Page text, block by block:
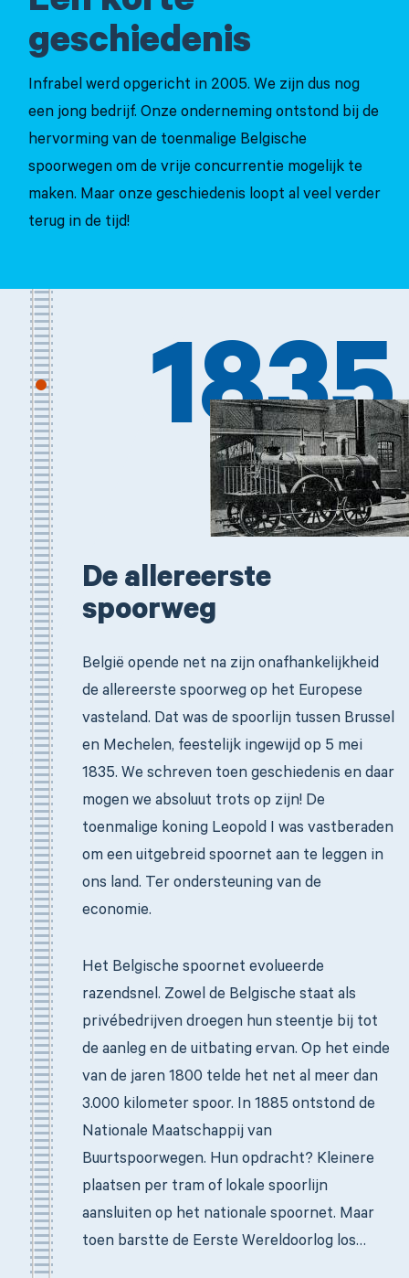
geschiedenis
Infrabel werd opgericht in 2005. We zijn dus nog
een jong bedrijf. Onze onderneming ontstond bij de
hervorming van de toenmalige Belgische
spoorwegen om de vrije concurrentie mogelijk te
maken. Maar onze geschiedenis loopt al veel verder
terug in de tijd!
De allereerste
spoorweg
België opende net na zijn onafhankelijkheid
de allereerste spoorweg op het Europese
vasteland. Dat was de spoorlijn tussen Brussel
en Mechelen, feestelijk ingewijd op 5 mei
1835. We schreven toen geschiedenis en daar
mogen we absoluut trots op zijn! De
toenmalige koning Leopold I was vastberaden
om een uitgebreid spoornet aan te leggen in
ons land. Ter ondersteuning van de
economie.
Het Belgische spoornet evolueerde
razendsnel. Zowel de Belgische staat als
privébedrijven droegen hun steentje bij tot
de aanleg en de uitbating ervan. Op het einde
van de jaren 1800 telde het net al meer dan
3.000 kilometer spoor. In 1885 ontstond de
Nationale Maatschappij van
Buurtspoorwegen. Hun opdracht? Kleinere
plaatsen per tram of lokale spoorlijn
aansluiten op het nationale spoornet. Maar
toen barstte de Eerste Wereldoorlog los…
1835